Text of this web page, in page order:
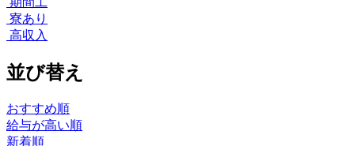
寮あり
高収入
並び替え
おすすめ順
給与が高い順
新着順